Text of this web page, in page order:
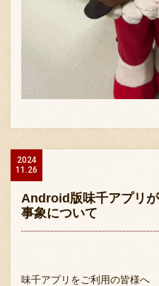
2024
11.26
Android版味千アプリ
事象について
味千アプリをご利用の皆様へ